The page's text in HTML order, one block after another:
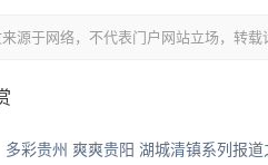
源于网络，不代表门户网站立场，转
多彩贵州 爽爽贵阳 湖城清镇系列报道